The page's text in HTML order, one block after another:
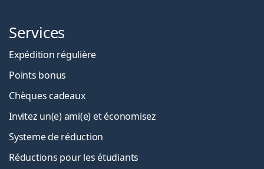
Services
Expédition régulière
Points bonus
Chèques cadeaux
Invitez un(e) ami(e) et économisez
Systeme de réduction
Réductions pour les étudiants